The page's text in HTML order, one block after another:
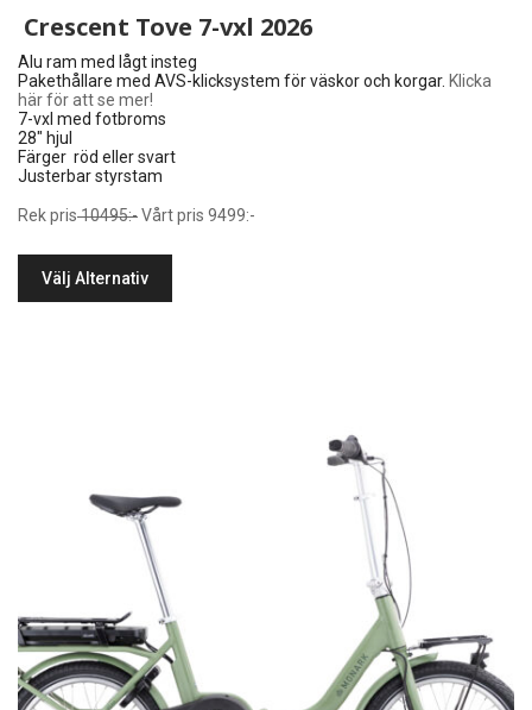
Crescent Tove 7-vxl 2026
Alu ram med lågt insteg
Pakethållare med AVS-klicksystem för väskor och korgar. Klicka
här för att se mer!
7-vxl med fotbroms
28″ hjul
Färger röd eller svart
Justerbar styrstam
Rek pris10495:-Vårt pris 9499:-
Välj Alternativ